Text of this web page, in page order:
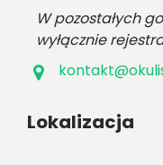
W pozostałych
wyłącznie
Lokalizacja